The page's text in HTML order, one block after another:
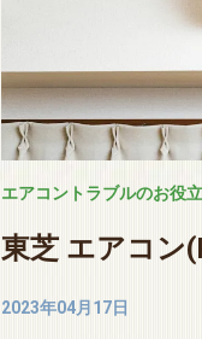
エアコントラブルのお役
東芝 エアコン
2023年04月17日